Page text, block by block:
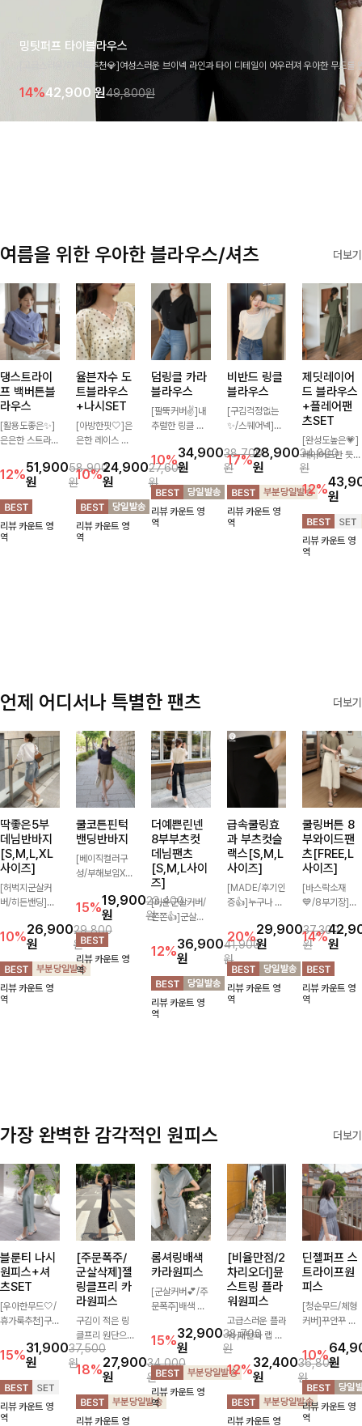
밍팃퍼프 타이블라우스
[고급스러움/하객룩추천💎]여성스러운 브이넥 라인과 타이 디테일이 어우러져 우아한 무드를
라우스 🤍 여유로운 7부 소매로 편안하게 착용되며 데일리룩부터 출근룩, 하객룩까지 세련된
기 좋은 아이템이에요
14%42,900 원49,800원
여름을 위한 우아한 블라우스/셔츠 더보기
댕스트라이
프 백버튼블
라우스
[활용도좋은✨]
은은한 스트라이
져 심플한 코디
에도 세련된 포
인트를 더해드리
며 깔끔한 스트
라이프 디테일로
유행 없이 오래
12%51,900
원
58,900
원
리뷰 카운트 영
역
율븐자수 도
트블라우스
+나시SET
[아방한핏🤍]은
은한 레이스 자
으로 사랑스러운
감성 가득 담았
으며 나시 세트
구성으로 이너
걱정없이 손쉽게
코디 가능한 블
10%24,900
원
27,600
원
리뷰 카운트 영
역
덤링클 카라
블라우스
[팔뚝커버✌]내
추럴한 링클 텍
있게 입어지는
블라우스🖤 브
이넥 카라 디자
인에 여유로운
소매핏 더해져
여리하면서도 시
10%34,900
원
38,700
원
리뷰 카운트 영
역
비반드 링클
블라우스
[구김걱정없는
✨/스퀘어넥]입
엠보 텍스처가
돋보이는 블라우
스- 여유로운 실
루엣과 물결 짜
임 소매 디테일
이 더해져 편안
17%28,900
원
34,800
원
리뷰 카운트 영
역
제딧레이어
드 블라우스
+플레어팬
츠SET
[완성도높은💗]
레이어드한 듯
자연스러운 나시
와 버튼 원피스
가 함께 구성된
세트 아이템입니
다. 코디 고민 없
이 한 벌만으로
도 내추럴하면서
12%원
리뷰 카운트 영
역
언제 어디서나 특별한 팬츠 더보기
딱좋은5부
데님반바지
[S,M,L,XL
사이즈]
[허벅지군살커
버/히든밴딩]여
와이드핏과 부담
없는 5부 기장
으로 편안하게
즐기기 좋은 데
님 팬츠 ✨ 빈티
지한 워싱감이
10%26,900
원
29,800
원
리뷰 카운트 영
역
쿨코튼핀턱
밴딩반바지
[베이직컬러구
성/부해보임X]
지는 핏으로 편
안하면서도 멋스
럽게 입어지는
밴딩 반바지🤎
넉넉한 포켓 디
테일 더해져 데
15%19,900
원
23,400
원
리뷰 카운트 영
역
더예쁜린넨
8부부츠컷
데님팬츠
[S,M,L사이
즈]
[미운군살커버/
쫀쫀👍]군살을
부츠컷 핏에 발
목이 드러나는
8부 기장으로
다리를 슬림하고
길어보이게 만들
어주며 생지 소
12%36,900
원
41,900
원
리뷰 카운트 영
역
급속쿨링효
과 부츠컷슬
랙스[S,M,L
사이즈]
[MADE/후기인
증👍]누구나 갖
스:)베이직하지
만 부츠컷으로
이쁜 핏 연출은
물론,쫀쫀한 스
판끼로 하루종일
편안하게!
20%29,900
원
37,300
원
리뷰 카운트 영
역
쿨링버튼 8
부와이드팬
츠[FREE,L
사이즈]
[바스락소재
💙/8부기장]사
일이 은은한 포
인트가 되어주는
와이드 팬츠입니
다. 여유롭게 떨
어지는 실루엣과
가볍게 바스락거
14%원
리뷰 카운트 영
역
가장 완벽한 감각적인 원피스 더보기
블룬티 나시
원피스+셔
츠SET
[우아한무드🤍/
휴가룩추천]구
소재의 나시원피
스+셔츠 조합으
로 코디 걱정없
이 여성스럽고
편안하게 즐길
수 있는 아이템
15%31,900
원
37,500
원
리뷰 카운트 영
역
[주문폭주/
군살삭제]젤
링클프리 카
라원피스
구김이 적은 링
클프리 원단으로
항상 깔끔하게
착용 가능하며
일자로 떨어지는
넉넉한 핏으로
군살을 완벽히
커버해주는 원피
18%27,900
원
34,000
원
리뷰 카운트 영
롬셔링배색
카라원피스
[군살커버💕/주
문폭주]배색 카
패턴으로 캐주얼
한 무드를 더한
롱 원피스 🖤 셔
링 디테일과 쫀
쫀한 스판 소재
로 편안하면서도
15%32,900
원
38,700
원
리뷰 카운트 영
역
[비율만점/2
차리오더]뮨
스트링 플라
워원피스
고급스러운 플라
워 패턴과 랩 디
자인으로 여성스
러우면서 세련된
분위기를 더해주
며 스트링이 내
장되어있어 슬림
하게 핏을 조절
12%32,400
원
36,800
원
리뷰 카운트 영
딘젤퍼프 스
트라이프원
피스
[청순무드/체형
커버]꾸안꾸 무
볍고 산뜻한 착
용감으로 여름
내내 손이 자주
가는 원피스예
요- 은은한 스트
라이프 패턴과
10%원
리뷰 카운트 영
역